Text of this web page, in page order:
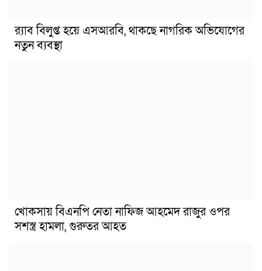
র‍্যাব বিলুপ্ত হয়ে এসআরবি, থাকছে নাগরিক অভিযোগের
নতুন ব্যবস্থা
খোকসায় বিএনপি নেতা নাফিজ আহমেদ রাজুর ওপর
সশস্ত্র হামলা, গুরুতর আহত